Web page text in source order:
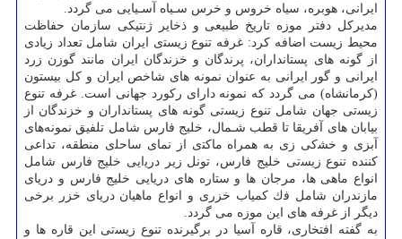
اﻳﺮانی، ﻫﻮﺑﺮه، ﺳﻴﺎه ﺧﺮوس و ﺧﺮس ﺳـﻴﺎه آﺳـﻴﺎیی می گردد.
مدیركل دفتر موزه تاریخ طبیعی و ذخایر ژنتیكی سازمان حفاظت
محیط زیست اضافه كرد: غرفه ﺗﻨﻮع زﻳﺴﺘی اﻳﺮان شامل ﺗﻌﺪاد زﻳﺎدی
از ﮔﻮﻧﻪ ﻫﺎی ﭘﺴﺘﺎﻧﺪاران، ﭘﺮﻧﺪﮔﺎن و ﺧﺰﻧﺪﮔﺎن اﻳﺮان مانند ﮔﻮزن زرد
اﻳﺮانی و ﮔﻮر اﻳﺮانی ﺑﻪ ﻋﻨﻮان ﻧﻤﻮﻧﻪ ﻫﺎی ﺷﺎﺧﺺ اﻳﺮان و ﻛﻞ ﺑﻴﺴﺘﻮن
(ﻛﺮﻣﺎﻧﺸﺎه) می گردد ﻛﻪ ﻧﻤﻮﻧﻪ دارای رﻛﻮرد ﺟﻬﺎنی است. ﻏﺮﻓﻪ ﺗﻨﻮع
زﻳﺴتی ﺟﻬﺎن ﺷﺎﻣﻞ ﺗﻨﻮع زﻳﺴتی ﮔﻮﻧﻪ ﻫﺎی ﭘﺴﺘﺎﻧﺪاران و ﺧﺰﻧﺪﮔﺎن از
ﺑﻴﺎﺑﺎن های آﻓﺮﻳﻘﺎ ﺗﺎ ﻗﻄﺐ ﺷـﻤﺎل، ﺧﻠﻴﺞ ﻓﺎرس شامل ﺗﻠﻔﻴﻖ ﻧﻤﻮﻧﻪﻫﺎی
آﺑﺰی و ﺧﺸكی زی ﺑﻪ ﻫﻤﺮاه ﻣﺎﻛﺘی از ﻧﻤﺎی ساﺣﻠی ﻣﻨﻄﻘﻪ، ﺗﺪاعی
ﻛﻨﻨﺪه ﺗﻨﻮع زﻳﺴتی ﺧﻠﻴﺞ ﻓﺎرس، ﺗﻮﻧﻞ زﻳﺮ درﻳایی ﺧﻠﻴﺞ ﻓﺎرس شامل
اﻧﻮاع ﻣﺎهی ها، ﻣﺮﺟﺎن ها و ﺳﺘﺎره ﻫﺎی درﻳﺎیی ﺧﻠﻴﺞ ﻓﺎرس و درﻳﺎی
ﻣﺎزﻧﺪران شامل ﻓك ﻛﻤﻴﺎب ﺧﺰری و اﻧﻮاع ﻣﺎﻫﻴﺎن درﻳﺎی ﺧﺰر برخی
دیگر از غرفه های این موزه می گردد.
به گفته افتخاری، ﻗﺎره آﺳﻴﺎ در ﺑﺮﮔﻴﺮﻧﺪه ﺗﻨﻮع زﻳﺴتی این ﻗﺎره ها و